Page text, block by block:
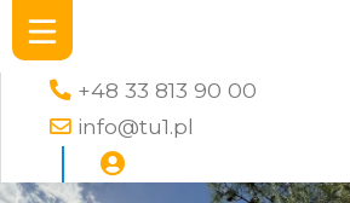
+48 33 813 90 00
info@tu1.pl